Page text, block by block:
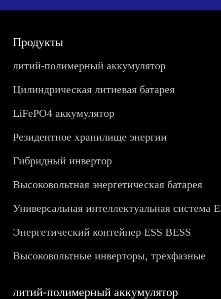
Продукты
литий-полимерный аккумулятор
Цилиндрическая литиевая батарея
LiFePO4 аккумулятор
Резидентное хранилище энергии
Гибридный инвертор
Высоковольтная энергетическая батарея
Универсальная интеллектуальная система
Энергетический контейнер ESS BESS
Высоковольтные инверторы, трехфазные
литий-полимерный аккумулятор